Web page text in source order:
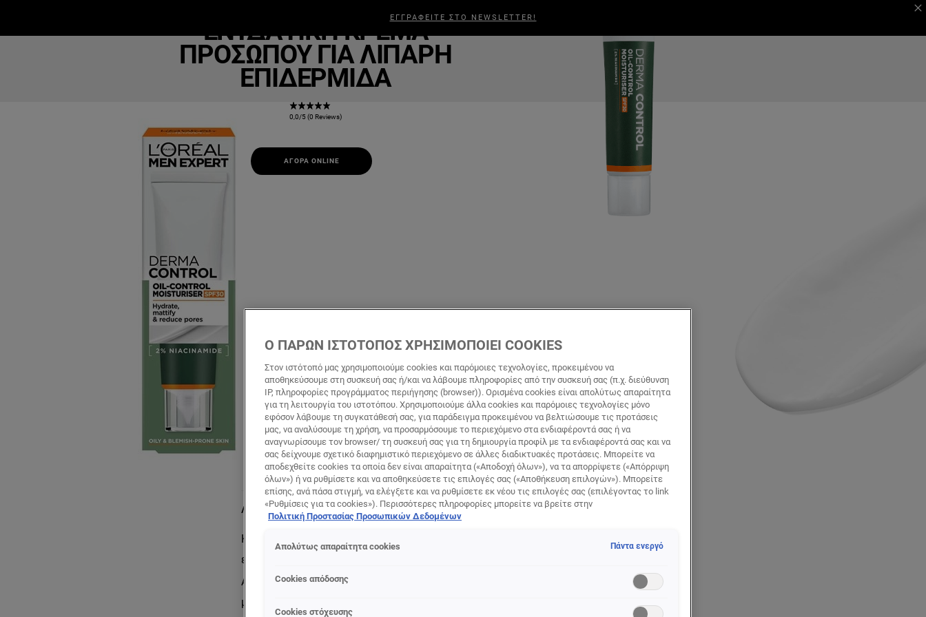
ΕΓΓΡΑΦΕΙΤΕ ΣΤΟ NEWSLETTER!
ΕΝΥΔΑΤΙΚΉ ΚΡΈΜΑ
ΠΡΟΣΏΠΟΥ ΓΙΑ ΛΙΠΑΡΉ
ΕΠΙΔΕΡΜΊΔΑ
0,0/5 (0 Reviews)
ΑΓΟΡΆ ONLINE
NEXT CARD
Λεπτομέρειες προϊόντος
Καθημερινή ενυδατική κρέμα προσώπου για λιπαρές επιδερμίδες. Ενυδατώνει την
επιδερμίδα & παρέχει UV προστασία.
Ανακάλυψε την Derma Control
για έλεγχο της λιπαρότητας με SPF30
με Νιασιναμίδη, τον τέλειο σύμμαχο για την εξισορρόπηση της λιπαρότητας στην
Ο ΠΑΡΩΝ ΙΣΤΟΤΟΠΟΣ ΧΡΗΣΙΜΟΠΟΙΕΙ COOKIES
Στον ιστότοπό μας χρησιμοποιούμε cookies και παρόμοιες τεχνολογίες, προκειμένου να
αποθηκεύσουμε στη συσκευή σας ή/και να λάβουμε πληροφορίες από την συσκευή σας (π.χ. διεύθυνση
IP, πληροφορίες προγράμματος περιήγησης (browser)). Ορισμένα cookies είναι απολύτως απαραίτητα
για τη λειτουργία του ιστοτόπου. Χρησιμοποιούμε άλλα cookies και παρόμοιες τεχνολογίες μόνο
εφόσον λάβουμε τη συγκατάθεσή σας, για παράδειγμα προκειμένου να βελτιώσουμε τις προτάσεις
μας, να αναλύσουμε τη χρήση, να προσαρμόσουμε το περιεχόμενο στα ενδιαφέροντά σας ή να
αναγνωρίσουμε τον browser/ τη συσκευή σας για τη δημιουργία προφίλ με τα ενδιαφέροντά σας και να
σας δείχνουμε σχετικό διαφημιστικό περιεχόμενο σε άλλες διαδικτυακές προτάσεις. Μπορείτε να
αποδεχθείτε cookies τα οποία δεν είναι απαραίτητα («Αποδοχή όλων»), να τα απορρίψετε («Απόρριψη
όλων») ή να ρυθμίσετε και να αποθηκεύσετε τις επιλογές σας («Αποθήκευση επιλογών»). Μπορείτε
επίσης, ανά πάσα στιγμή, να ελέγξετε και να ρυθμίσετε εκ νέου τις επιλογές σας (επιλέγοντας το link
«Ρυθμίσεις για τα cookies»). Περισσότερες πληροφορίες μπορείτε να βρείτε στην
Πολιτική Προστασίας Προσωπικών Δεδομένων
Απολύτως απαραίτητα cookies Πάντα ενεργό
Cookies απόδοσης
Cookies στόχευσης